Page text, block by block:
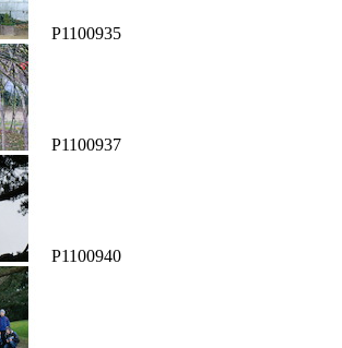
P1100935
P1100937
P1100940